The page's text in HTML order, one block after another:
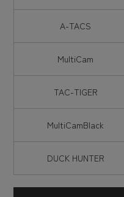
A-TACS
MultiCam
TAC-TIGER
MultiCamBlack
DUCK HUNTER